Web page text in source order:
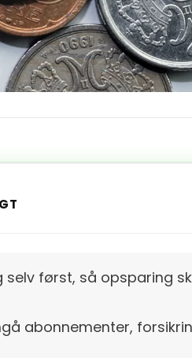
selv først, så opsparing
abonnementer,